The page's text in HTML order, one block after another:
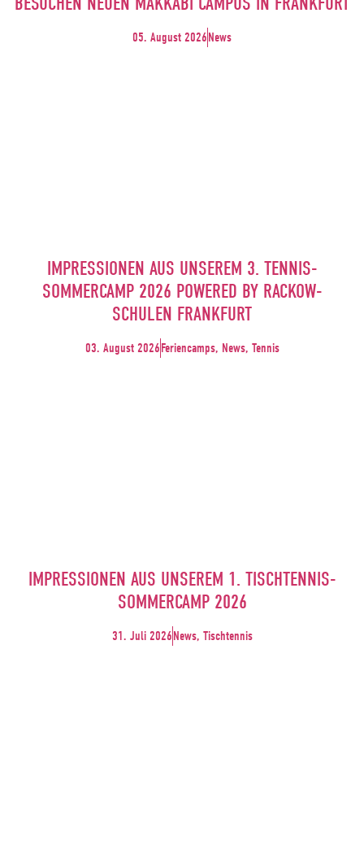
05. August 2026News
IMPRESSIONEN AUS UNSEREM 3. TENNIS-
SOMMERCAMP 2026 POWERED BY RACKOW-
SCHULEN FRANKFURT
03. August 2026Feriencamps, News, Tennis
IMPRESSIONEN AUS UNSEREM 1. TISCHTENNIS-
SOMMERCAMP 2026
31. Juli 2026News, Tischtennis